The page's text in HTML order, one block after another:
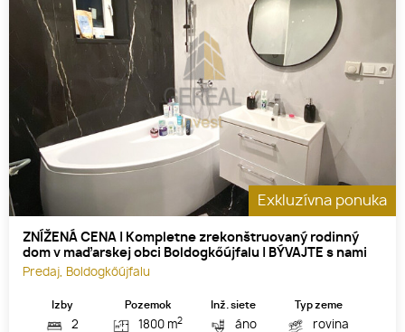
Exkluzívna ponuka
ZNÍŽENÁ CENA | Kompletne zrekonštruovaný rodinný
dom v maďarskej obci Boldogkőújfalu | BÝVAJTE s nami
Predaj, Boldogkőújfalu
Izby
2
Pozemok
1800 m2
Inž. siete
áno
Typ zeme
rovina